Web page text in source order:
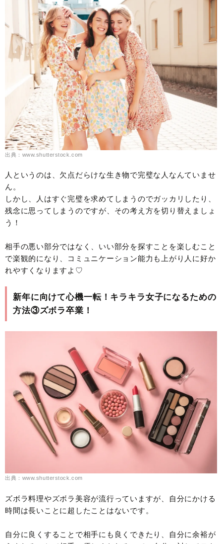
出典：www.shutterstock.com
人というのは、欠点だらけな生き物で完璧な人なんていませ
ん。
しかし、人はすぐ完璧を求めてしまうのでガッカリしたり、
残念に思ってしまうのですが、その考え方を切り替えましょ
う！
相手の悪い部分ではなく、いい部分を探すことを楽しむこと
で楽観的になり、コミュニケーション能力も上がり人に好か
れやすくなりますよ♡
新年に向けて心機一転！キラキラ女子になるための
方法③ズボラ卒業！
出典：www.shutterstock.com
ズボラ料理やズボラ美容が流行っていますが、自分にかける
時間は長いことに超したことはないです。
自分に良くすることで相手にも良くできたり、自分に余裕が